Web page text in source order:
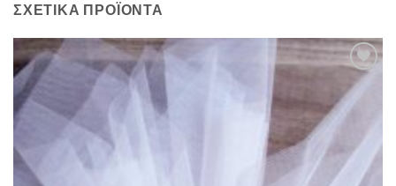
ΣΧΕΤΙΚΆ ΠΡΟΪΌΝΤΑ
Πρόσθήκη
στην λίστα
επιθυμιών